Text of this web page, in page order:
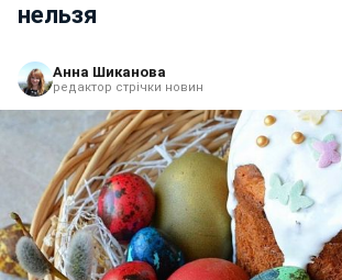
нельзя
Анна Шиканова
редактор стрічки новин